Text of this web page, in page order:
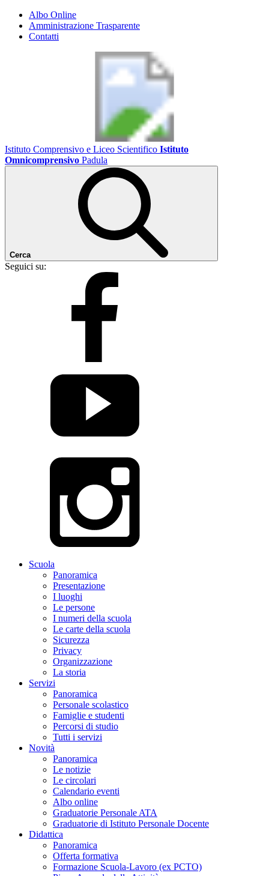
Albo Online
Amministrazione Trasparente
Contatti
Istituto Comprensivo e Liceo Scientifico Istituto
Omnicomprensivo Padula
Cerca
Seguici su:
Scuola
Panoramica
Presentazione
I luoghi
Le persone
I numeri della scuola
Le carte della scuola
Sicurezza
Privacy
Organizzazione
La storia
Servizi
Panoramica
Personale scolastico
Famiglie e studenti
Percorsi di studio
Tutti i servizi
Novità
Panoramica
Le notizie
Le circolari
Calendario eventi
Albo online
Graduatorie Personale ATA
Graduatorie di Istituto Personale Docente
Didattica
Panoramica
Offerta formativa
Formazione Scuola-Lavoro (ex PCTO)